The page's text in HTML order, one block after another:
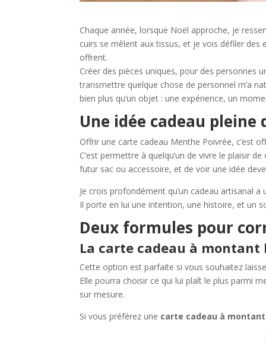
Chaque année, lorsque Noël approche, je
cuirs se mêlent aux tissus, et je vois défiler des
offrent.
Créer des pièces uniques, pour des
transmettre quelque chose de personnel m’a
bien plus qu’un objet : une expérience, un
Une idée cadeau pleine
Offrir une carte cadeau Menthe Poivrée, c’est
C’est permettre à quelqu’un de vivre le plaisir
futur sac ou accessoire, et de voir une idée
Je crois profondément qu’un cadeau artisanal a
Il porte en lui une intention, une histoire, et un
Deux formules pour
La carte cadeau à montant
Cette option est parfaite si vous souhaitez
Elle pourra choisir ce qui lui plaît le plus parmi
sur mesure.
Si vous préférez une carte cadeau à